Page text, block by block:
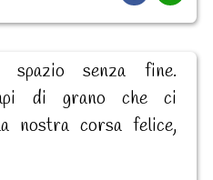
senza fine.
di grano che ci
nostra corsa felice,